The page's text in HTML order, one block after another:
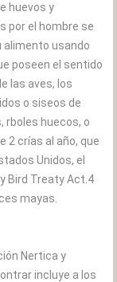
huevos y
por el hombre se
alimento usando
poseen el sentido
las aves, los
o siseos de
rboles huecos, o
2 crías al año, que
Unidos, el
Bird Treaty Act.4
mayas.
Nertica y
incluye a los